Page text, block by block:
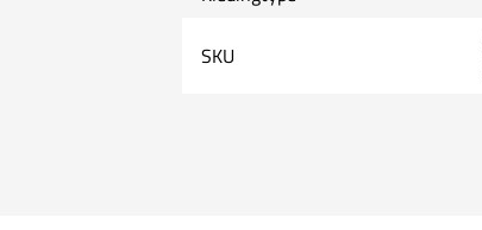
SKU